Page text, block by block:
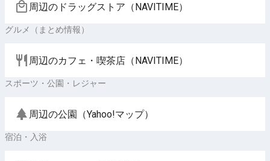
周辺のドラッグストア（NAVITIME）
グルメ（まとめ情報）
周辺のカフェ・喫茶店（NAVITIME）
スポーツ・公園・レジャー
周辺の公園（Yahoo!マップ）
宿泊・入浴